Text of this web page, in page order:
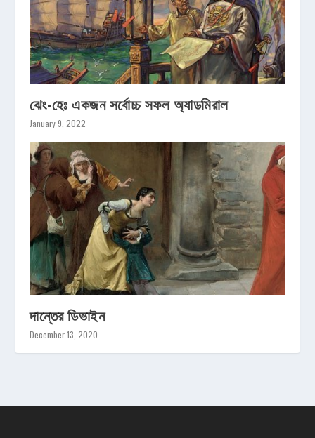
ঝেং-হেঃ একজন সর্বোচ্চ সফল অ্যাডমিরাল
January 9, 2022
দান্তের ডিভাইন
December 13, 2020